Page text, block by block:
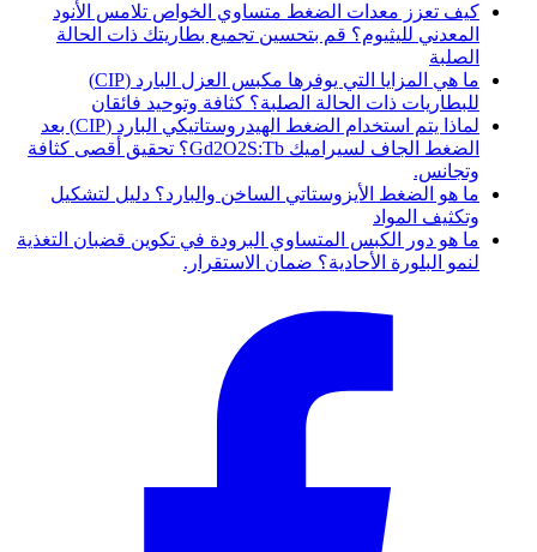
كيف تعزز معدات الضغط متساوي الخواص تلامس الأنود
المعدني لليثيوم؟ قم بتحسين تجميع بطاريتك ذات الحالة
الصلبة
ما هي المزايا التي يوفرها مكبس العزل البارد (CIP)
للبطاريات ذات الحالة الصلبة؟ كثافة وتوحيد فائقان
لماذا يتم استخدام الضغط الهيدروستاتيكي البارد (CIP) بعد
الضغط الجاف لسيراميك Gd2O2S:Tb؟ تحقيق أقصى كثافة
وتجانس.
ما هو الضغط الأيزوستاتي الساخن والبارد؟ دليل لتشكيل
وتكثيف المواد
ما هو دور الكبس المتساوي البرودة في تكوين قضبان التغذية
لنمو البلورة الأحادية؟ ضمان الاستقرار.